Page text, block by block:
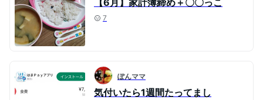
【6月】家計簿締め＋〇〇っこ
7
ぽんママ
気付いたら1週間たってまし